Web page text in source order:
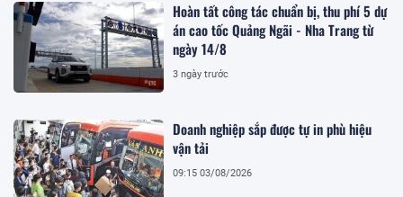
Hoàn tất công tác chuẩn bị, thu phí 5 dự
án cao tốc Quảng Ngãi - Nha Trang từ
ngày 14/8
3 ngày trước
Doanh nghiệp sắp được tự in phù hiệu
vận tải
09:15 03/08/2026